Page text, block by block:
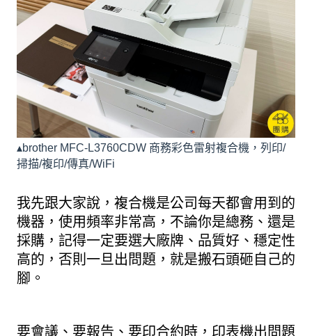
▴brother MFC-L3760CDW 商務彩色雷射複合機，列印/
掃描/複印/傳真/WiFi
我先跟大家說，複合機是公司每天都會用到的
機器，使用頻率非常高，不論你是總務、還是
採購，記得一定要選大廠牌、品質好、穩定性
高的，否則一旦出問題，就是搬石頭砸自己的
腳。
要會議、要報告、要印合約時，印表機出問題